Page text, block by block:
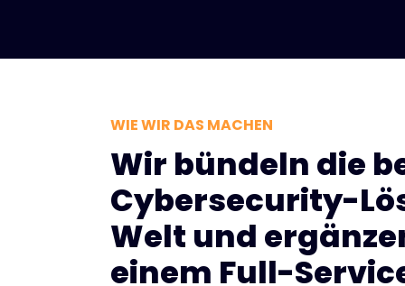
WIE WIR DAS MACHEN
Wir bündeln die
Cybersecurity-
Welt und
einem Full-